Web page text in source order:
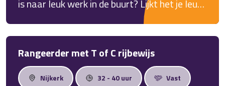
een werkplek die past bij jouw ervaring,
ambities en wensen.
is naar leuk werk in de buurt? Lijkt het je leuk
pendelchauffeur? Dan horen we graag snel
van je!
Rangeerder met T of C rijbewijs
Nijkerk 32 - 40 uur Vast